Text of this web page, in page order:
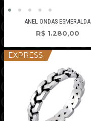
ANEL ONDAS ESMERALDA
R$ 1.280,00
EXPRESS